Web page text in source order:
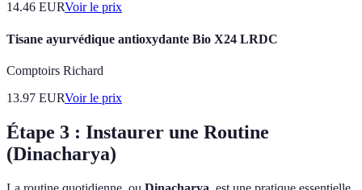
14.46 EURVoir le prix
Tisane ayurvédique antioxydante Bio X24 LRDC
Comptoirs Richard
13.97 EURVoir le prix
Étape 3 : Instaurer une Routine
(Dinacharya)